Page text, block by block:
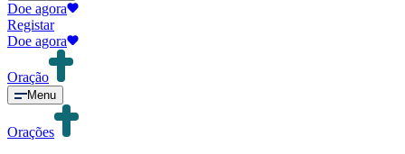
Doe agora
Registar
Doe agora
Oração
Menu
Orações